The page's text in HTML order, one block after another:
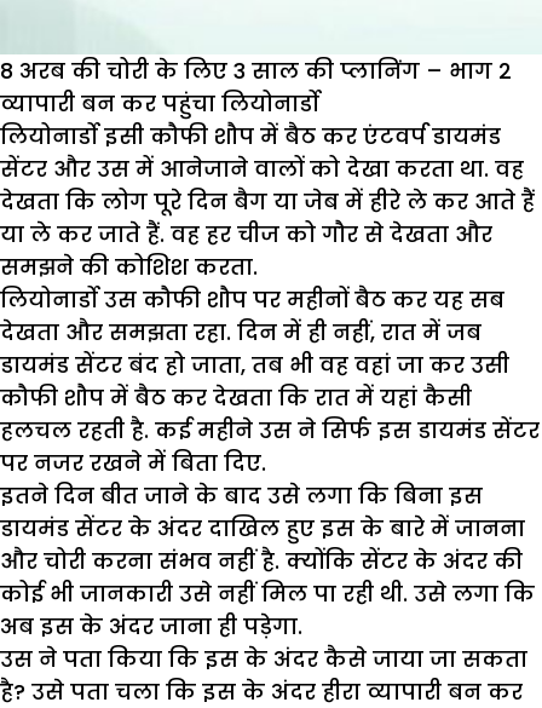
8 अरब की चोरी के लिए 3 साल की प्लानिंग – भाग 2
व्यापारी बन कर पहुंचा लियोनार्डो
लियोनार्डो इसी कौफी शौप में बैठ कर एंटवर्प डायमंड
सेंटर और उस में आनेजाने वालों को देखा करता था. वह
देखता कि लोग पूरे दिन बैग या जेब में हीरे ले कर आते हैं
या ले कर जाते हैं. वह हर चीज को गौर से देखता और
समझने की कोशिश करता.
लियोनार्डो उस कौफी शौप पर महीनों बैठ कर यह सब
देखता और समझता रहा. दिन में ही नहीं, रात में जब
डायमंड सेंटर बंद हो जाता, तब भी वह वहां जा कर उसी
कौफी शौप में बैठ कर देखता कि रात में यहां कैसी
हलचल रहती है. कई महीने उस ने सिर्फ इस डायमंड सेंटर
पर नजर रखने में बिता दिए.
इतने दिन बीत जाने के बाद उसे लगा कि बिना इस
डायमंड सेंटर के अंदर दाखिल हुए इस के बारे में जानना
और चोरी करना संभव नहीं है. क्योंकि सेंटर के अंदर की
कोई भी जानकारी उसे नहीं मिल पा रही थी. उसे लगा कि
अब इस के अंदर जाना ही पड़ेगा.
उस ने पता किया कि इस के अंदर कैसे जाया जा सकता
है? उसे पता चला कि इस के अंदर हीरा व्यापारी बन कर